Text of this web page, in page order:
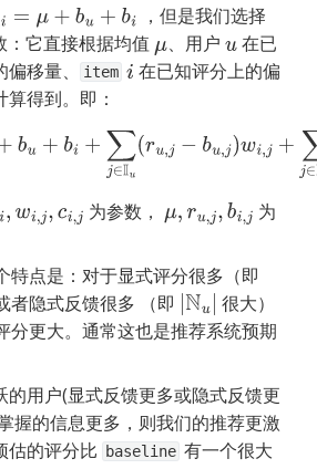
i= μ+ bu+bi
，但是我们选择
：它直接根据均值 μ、用户 u 在已
移量、
item i 在已知评分上的偏
得到。即：
u +bi +∑ j∈ Iu( u −bu j) wi, j+∑ j∈Nuc i
,wi,j,ci,j 为参数， μ,ru,j,bi,j
为
特点是：对于显式评分很多（即
者隐式反馈很多 （即 |Nu | 很大）
分更大。通常这也是推荐系统预期
的用户(显式反馈更多或隐式反馈更
握的信息更多，则我们的推荐更激
估的评分比
baseline 有一个很大